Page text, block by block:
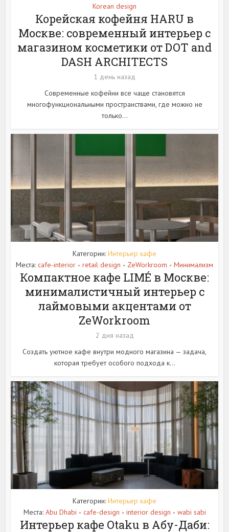
Korean design
Корейская кофейня HARU в
Москве: современный интерьер с
магазином косметики от DOT and
DASH ARCHITECTS
1 день назад
Современные кофейни все чаще становятся
многофункциональными пространствами, где можно не
только...
Категории: Интерьер кафе
Места: cafe-interior • retail design • ZeWorkroom • Минимализм
Компактное кафе LIMÉ в Москве:
минималистичный интерьер с
лаймовыми акцентами от
ZeWorkroom
2 дня назад
Создать уютное кафе внутри модного магазина — задача,
которая требует особого подхода к...
Категории: Интерьер кафе
Места: Abu Dhabi • cafe-design • interior design • wabi sabi
Интерьер кафе Otaku в Абу-Даби: